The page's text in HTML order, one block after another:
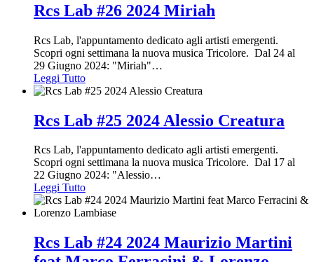
Rcs Lab #26 2024 Miriah
Rcs Lab, l'appuntamento dedicato agli artisti emergenti.
Scopri ogni settimana la nuova musica Tricolore. Dal 24 al
29 Giugno 2024: "Miriah"…
Leggi Tutto
Rcs Lab #25 2024 Alessio Creatura
Rcs Lab, l'appuntamento dedicato agli artisti emergenti.
Scopri ogni settimana la nuova musica Tricolore. Dal 17 al
22 Giugno 2024: "Alessio…
Leggi Tutto
Rcs Lab #24 2024 Maurizio Martini